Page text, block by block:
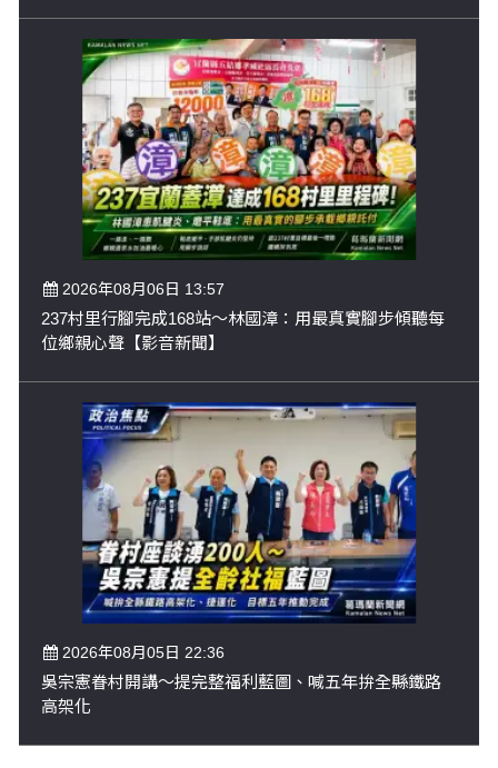
2026年08月06日 13:57
237村里行腳完成168站～林國漳：用最真實腳步傾聽每
位鄉親心聲【影音新聞】
2026年08月05日 22:36
吳宗憲眷村開講～提完整福利藍圖、喊五年拚全縣鐵路
高架化